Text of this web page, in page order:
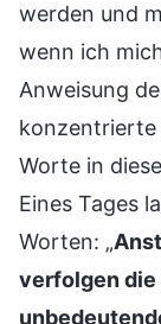
werden und
wenn ich
Anweisung
konzentrierte
Worte in
Eines Tages
Worten: „
verfolgen die